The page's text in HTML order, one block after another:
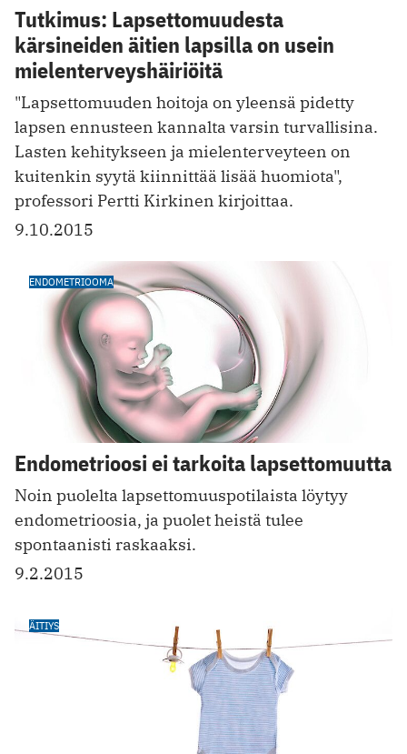
Tutkimus: Lapsettomuudesta
kärsineiden äitien lapsilla on usein
mielenterveyshäiriöitä
"Lapsettomuuden hoitoja on yleensä pidetty
lapsen ennusteen kannalta varsin turvallisina.
Lasten kehitykseen ja mielenterveyteen on
kuitenkin syytä kiinnittää lisää huomiota",
professori Pertti Kirkinen kirjoittaa.
9.10.2015
ENDOMETRIOOMA
Endometrioosi ei tarkoita lapsettomuutta
Noin puolelta lapsettomuuspotilaista löytyy
endometrioosia, ja puolet heistä tulee
spontaanisti raskaaksi.
9.2.2015
ÄITIYS